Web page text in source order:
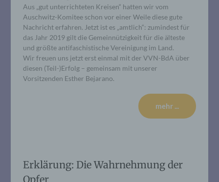
Aus „gut unterrichteten Kreisen“ hatten wir vom
Auschwitz-Komitee schon vor einer Weile diese gute
Nachricht erfahren. Jetzt ist es „amtlich“: zumindest für
das Jahr 2019 gilt die Gemeinnützigkeit für die älteste
und größte antifaschistische Vereinigung im Land.
Wir freuen uns jetzt erst einmal mit der VVN-BdA über
diesen (Teil-)Erfolg – gemeinsam mit unserer
Vorsitzenden Esther Bejarano.
mehr ...
Erklärung: Die Wahrnehmung der
Opfer